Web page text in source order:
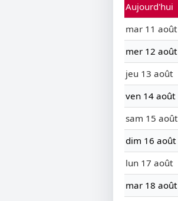
Aujourd'hui
mar 11 août
mer 12 août
jeu 13 août
ven 14 août
sam 15 août
dim 16 août
lun 17 août
mar 18 août